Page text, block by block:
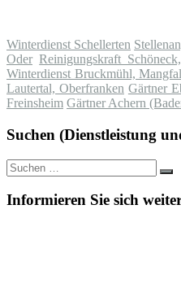
Winterdienst Schellerten
Oder Reinigungskraft
Winterdienst Bruckmühl,
Lautertal, Oberfranken Gärtner
Freinsheim Gärtner Achern
Suchen (Dienstleistung
Suche
nach:
Informieren Sie sich